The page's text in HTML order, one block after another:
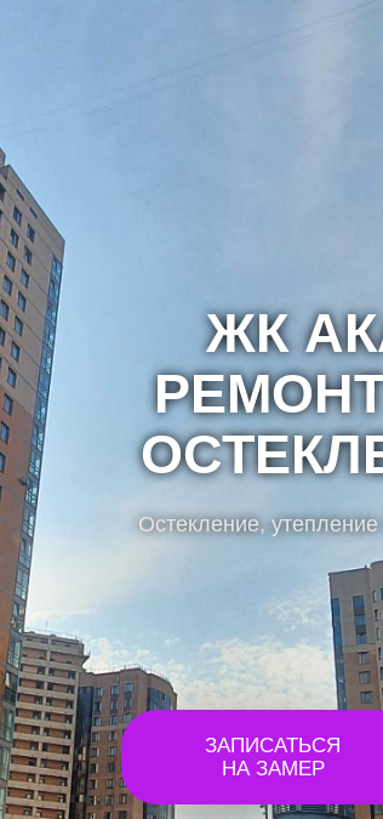
ЖК
Остекление,
ЗАПИСАТЬСЯ
НА ЗАМЕР